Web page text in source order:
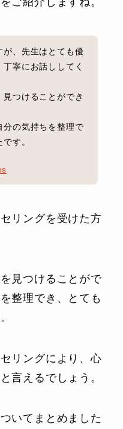
が、先生はとても優
寧にお話ししてく
つけることができ
分の気持ちを整理で
す。
リングを受けた方
見つけることがで
整理でき、とても
リングにより、心
言えるでしょう。
いてまとめました